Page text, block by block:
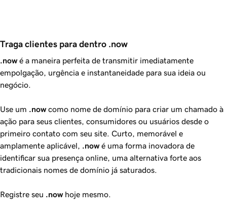
Traga clientes para dentro .now
.nowé a maneira perfeita de transmitir imediatamente
empolgação, urgência e instantaneidade para sua ideia ou
negócio.
Use um .nowcomo nome de domínio para criar um chamado à
ação para seus clientes, consumidores ou usuários desde o
primeiro contato com seu site. Curto, memorável e
amplamente aplicável,
.nowé uma forma inovadora de
identificar sua presença online, uma alternativa forte aos
tradicionais nomes de domínio já saturados.
Registre seu .nowhoje mesmo.